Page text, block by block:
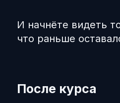
И начнёте видеть
что раньше
После курса